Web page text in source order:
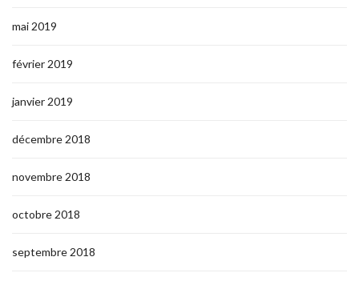
mai 2019
février 2019
janvier 2019
décembre 2018
novembre 2018
octobre 2018
septembre 2018